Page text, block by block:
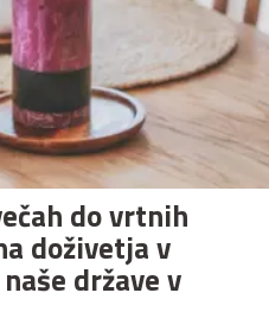
do vrtnih
doživetja v
države v